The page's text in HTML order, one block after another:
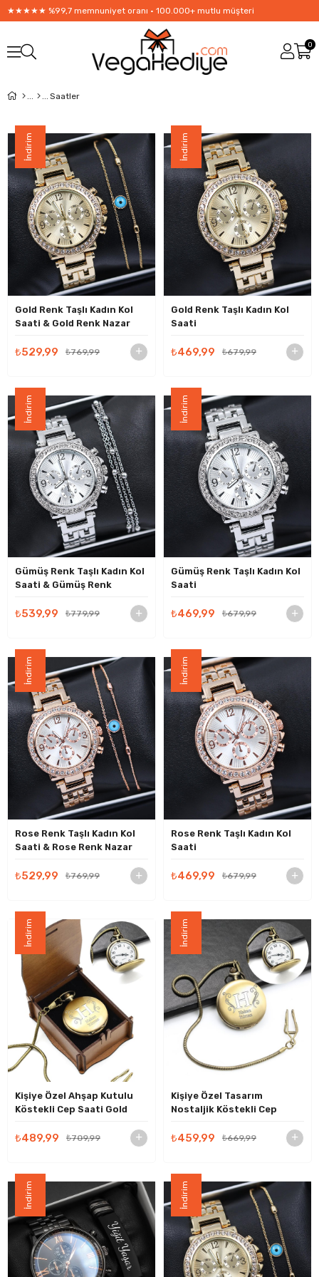
★★★★★ %99,7 memnuniyet oranı • 100.000+ mutlu müşteri
0
Saatler
Gold Renk Taşlı Kadın Kol
Saati & Gold Renk Nazar
Seti
₺529,99 ₺769,99
İndirim
Gold Renk Taşlı Kadın Kol
Saati
₺469,99 ₺679,99
İndirim
Gümüş Renk Taşlı Kadın Kol
Saati & Gümüş Renk
₺539,99 ₺779,99
İndirim
Gümüş Renk Taşlı Kadın Kol
Saati
₺469,99 ₺679,99
İndirim
Rose Renk Taşlı Kadın Kol
Saati & Rose Renk Nazar
Seti
₺529,99 ₺769,99
İndirim
Rose Renk Taşlı Kadın Kol
Saati
₺469,99 ₺679,99
İndirim
Kişiye Özel Ahşap Kutulu
Köstekli Cep Saati Gold
₺489,99 ₺709,99
İndirim
Kişiye Özel Tasarım
Nostaljik Köstekli Cep
₺459,99 ₺669,99
İndirim
İndirim İndirim